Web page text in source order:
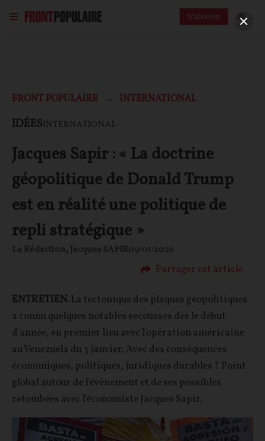
S'abonner
FRONT POPULAIRE INTERNATIONAL
IDÉESINTERNATIONAL
Jacques Sapir : « La doctrine
géopolitique de Donald Trump
est en réalité une politique de
repli stratégique »
La Rédaction, Jacques SAPIR09/01/2026
Partager cet article
ENTRETIEN.La tectonique des plaques géopolitiques
a connu quelques notables secousses dès le début
d'année, en premier lieu avec l'opération américaine
au Venezuela du 3 janvier. Avec des conséquences
économiques, politiques, juridiques durables ? Point
global autour de l'évènement et de ses possibles
retombées avec l'économiste Jacques Sapir.